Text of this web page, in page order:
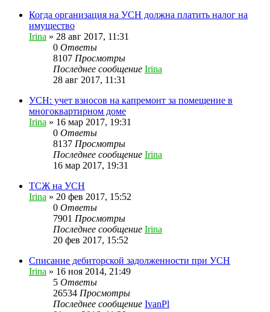
Когда организация на УСН должна платить налог на
имущество
Irina » 28 авг 2017, 11:31
0 Ответы
8107 Просмотры
Последнее сообщение Irina
28 авг 2017, 11:31
УСН: учет взносов на капремонт за помещение в
многоквартирном доме
Irina » 16 мар 2017, 19:31
0 Ответы
8137 Просмотры
Последнее сообщение Irina
16 мар 2017, 19:31
ТСЖ на УСН
Irina » 20 фев 2017, 15:52
0 Ответы
7901 Просмотры
Последнее сообщение Irina
20 фев 2017, 15:52
Списание дебиторской задолженности при УСН
Irina » 16 ноя 2014, 21:49
5 Ответы
26534 Просмотры
Последнее сообщение IvanPl